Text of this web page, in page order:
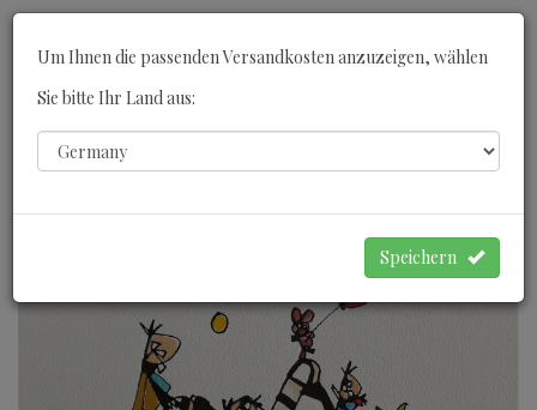
Um Ihnen die passenden Versandkosten anzuzeigen, wählen
Sie bitte Ihr Land aus:
Speichern